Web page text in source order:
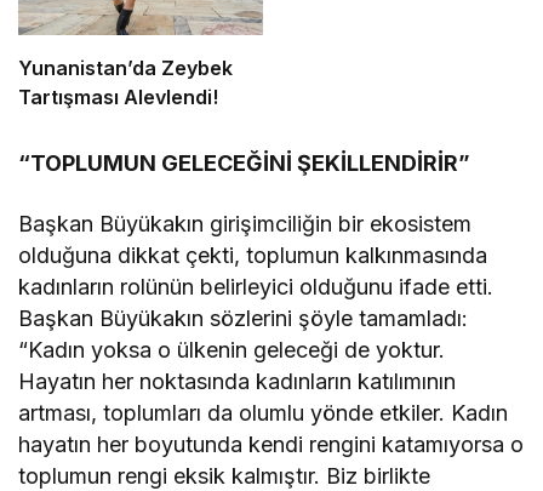
Yunanistan’da Zeybek
Tartışması Alevlendi!
“TOPLUMUN GELECEĞİNİ ŞEKİLLENDİRİR”
Başkan Büyükakın girişimciliğin bir ekosistem
olduğuna dikkat çekti, toplumun kalkınmasında
kadınların rolünün belirleyici olduğunu ifade etti.
Başkan Büyükakın sözlerini şöyle tamamladı:
“Kadın yoksa o ülkenin geleceği de yoktur.
Hayatın her noktasında kadınların katılımının
artması, toplumları da olumlu yönde etkiler. Kadın
hayatın her boyutunda kendi rengini katamıyorsa o
toplumun rengi eksik kalmıştır. Biz birlikte